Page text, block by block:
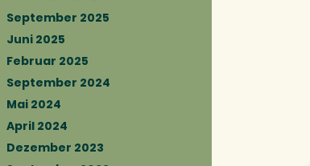
September 2025
Juni 2025
Februar 2025
September 2024
Mai 2024
April 2024
Dezember 2023